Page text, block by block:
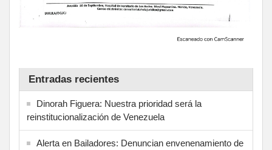
Entradas recientes
Dinorah Figuera: Nuestra prioridad será la
reinstitucionalización de Venezuela
Alerta en Bailadores: Denuncian envenenamiento de